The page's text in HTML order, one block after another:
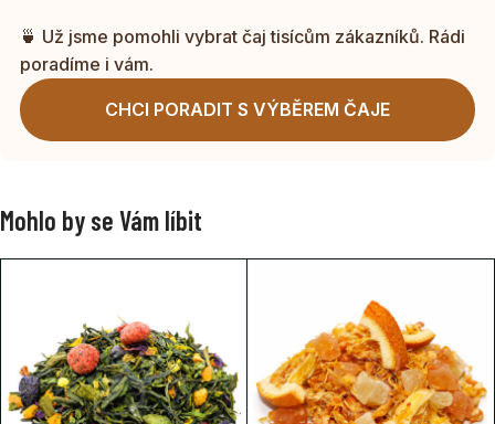
🍵 Už jsme pomohli vybrat čaj tisícům zákazníků. Rádi
poradíme i vám.
CHCI PORADIT S VÝBĚREM ČAJE
Mohlo by se Vám líbit